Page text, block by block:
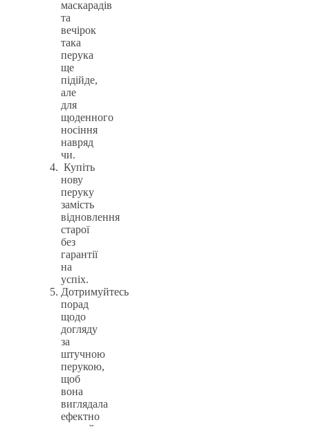
маскарадів
та
вечірок
така
перука
ще
підійде,
але
для
щоденного
носіння
навряд
чи.
Купіть
нову
перуку
замість
відновлення
старої
без
гарантії
на
успіх.
Дотримуйтесь
порад
щодо
догляду
за
штучною
перукою,
щоб
вона
виглядала
ефектно